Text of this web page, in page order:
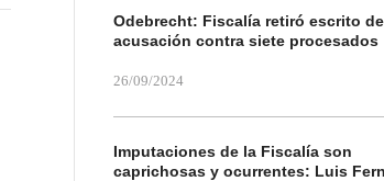
Odebrecht: Fiscalía retiró escrito de
acusación contra siete procesados
26/09/2024
Imputaciones de la Fiscalía son
caprichosas y ocurrentes: Luis